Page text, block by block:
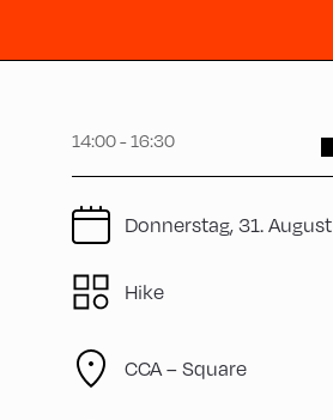
14:00 - 16:30
Donnerstag, 31. August
Hike
CCA – Square